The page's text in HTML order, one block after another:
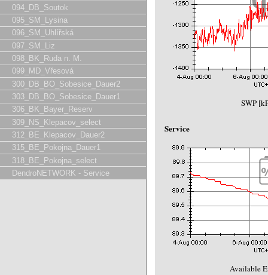
094_DB_Soutok
095_SM_Lysina
096_SM_Uhlířská
097_SM_Liz
098_BK_Ruda n. M.
099_MD_Vřesová
300_DB_BO_Sobesice_Dauer2
303_DB_BO_Sobesice_Dauer1
306_BK_Bayer_Reserv
309_NS_Klepacov_select
312_BE_Klepacov_Dauer2
315_BE_Pokojna_Dauer1
318_BE_Pokojna_select
DendroNETWORK - Service
SWP
Service
Available